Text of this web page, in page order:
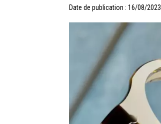
Date de publication : 16/08/2023